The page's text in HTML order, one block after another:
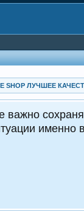
SHOP ЛУЧШЕЕ